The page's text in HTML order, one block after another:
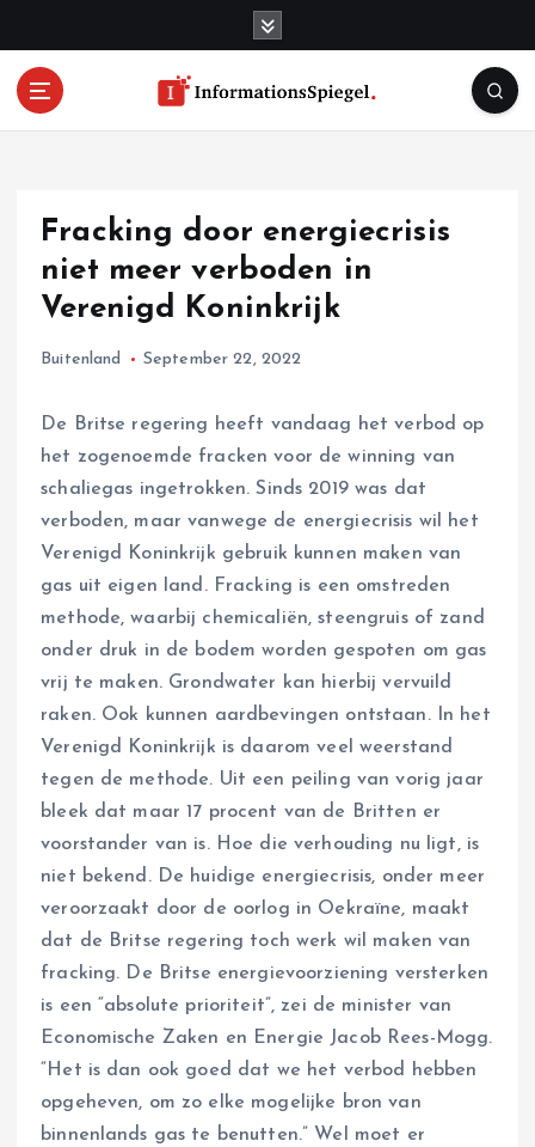
Fracking door energiecrisis
niet meer verboden in
Verenigd Koninkrijk
Buitenland September 22, 2022
De Britse regering heeft vandaag het verbod op
het zogenoemde fracken voor de winning van
schaliegas ingetrokken. Sinds 2019 was dat
verboden, maar vanwege de energiecrisis wil het
Verenigd Koninkrijk gebruik kunnen maken van
gas uit eigen land. Fracking is een omstreden
methode, waarbij chemicaliën, steengruis of zand
onder druk in de bodem worden gespoten om gas
vrij te maken. Grondwater kan hierbij vervuild
raken. Ook kunnen aardbevingen ontstaan. In het
Verenigd Koninkrijk is daarom veel weerstand
tegen de methode. Uit een peiling van vorig jaar
bleek dat maar 17 procent van de Britten er
voorstander van is. Hoe die verhouding nu ligt, is
niet bekend. De huidige energiecrisis, onder meer
veroorzaakt door de oorlog in Oekraïne, maakt
dat de Britse regering toch werk wil maken van
fracking. De Britse energievoorziening versterken
is een “absolute prioriteit”, zei de minister van
Economische Zaken en Energie Jacob Rees-Mogg.
“Het is dan ook goed dat we het verbod hebben
opgeheven, om zo elke mogelijke bron van
binnenlands gas te benutten.” Wel moet er